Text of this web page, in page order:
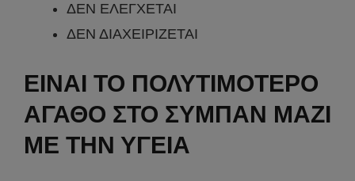
ΔΕΝ ΕΛΕΓΧΕΤΑΙ
ΔΕΝ ΔΙΑΧΕΙΡΙΖΕΤΑΙ
ΕΙΝΑΙ ΤΟ ΠΟΛΥΤΙΜΟΤΕΡΟ
ΑΓΑΘΟ ΣΤΟ ΣΥΜΠΑΝ ΜΑΖΙ
ΜΕ ΤΗΝ ΥΓΕΙΑ